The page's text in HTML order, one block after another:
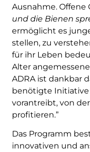
Ausnahme. Offene
und die Bienen
ermöglicht es
stellen, zu
für ihr Leben
Alter
ADRA ist dankbar
benötigte
vorantreibt, von
profitieren.”
Das Programm
innovativen und